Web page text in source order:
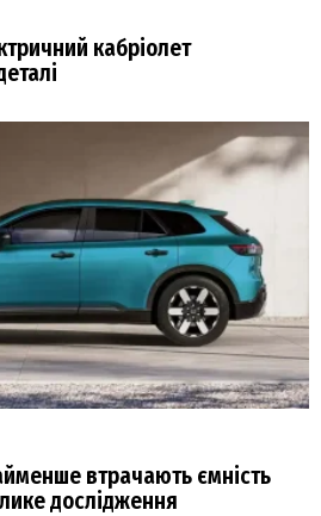
кабріолет
втрачають ємність
дослідження